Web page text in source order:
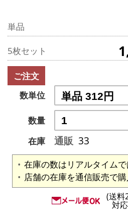
単品
5枚セット
ご注文
数単位
数量
在庫
通販 33
在庫の数はリアルタイムで
店舗の在庫を通信販売で購
(送料
対